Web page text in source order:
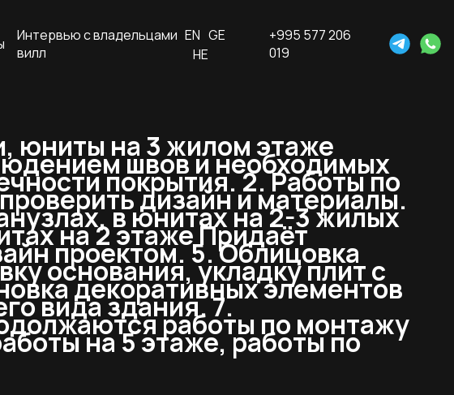
Интервью с владельцами
вилл
EN GE
HE
+995 577 206
019
юниты на 3 жилом этаже
швов и необходимых
покрытия. 2. Работы по
дизайн и материалы.
в юнитах на 2-3 жилых
на 2 этаже Придаёт
проектом. 5. Облицовка
основания, укладку плит с
декоративных элементов
вида здания. 7.работы по монтажу
на 5 этаже, работы по